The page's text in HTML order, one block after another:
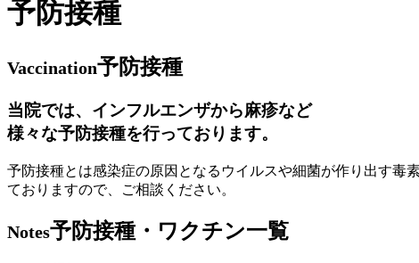
予防接種
Vaccination予防接種
当院では、インフルエンザから麻疹など
様々な予防接種を行っております。
予防接種とは感染症の原因となるウイルスや細菌が作り出す毒
ておりますので、ご相談ください。
Notes予防接種・ワクチン一覧